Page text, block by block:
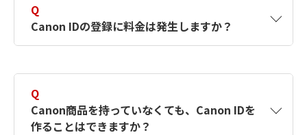
択したサービスから取得します。アカウントを
簡単に作成できるように、この情報を使用して
Canon IDの登録フォームを入力します。
Q
Canon IDの登録に料金は発生しますか？
Q
Canon商品を持っていなくても、Canon IDを
作ることはできますか？